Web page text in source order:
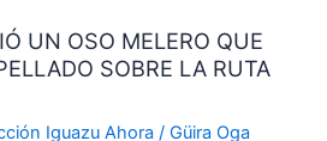
UN OSO MELERO QUE
SOBRE LA RUTA
Iguazu Ahora / Güira Oga